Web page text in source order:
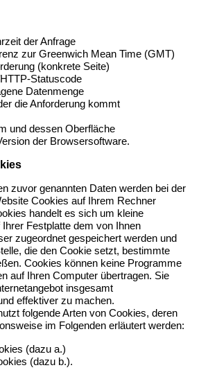
der Anfrage
zur Greenwich Mean Time (GMT)
(konkrete Seite)
Statuscode
Datenmenge
die Anforderung kommt
und dessen Oberfläche
der Browsersoftware.
zuvor genannten Daten werden bei der
Cookies auf Ihrem Rechner
handelt es sich um kleine
Ihrer Festplatte dem von Ihnen
zugeordnet gespeichert werden und
die den Cookie setzt, bestimmte
Cookies können keine Programme
auf Ihren Computer übertragen. Sie
insgesamt
effektiver zu machen.
folgende Arten von Cookies, deren
im Folgenden erläutert werden:
(dazu a.)
(dazu b.).